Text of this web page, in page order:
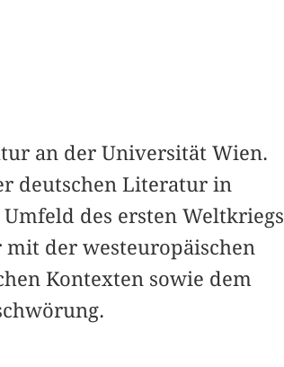
an der Universität Wien.
deutschen Literatur in
des ersten Weltkriegs
der westeuropäischen
Kontexten sowie dem